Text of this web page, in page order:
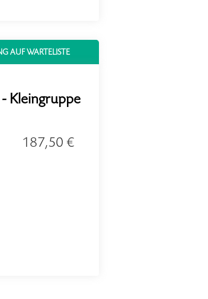
AUF WARTELISTE
Kleingruppe
187,50 €